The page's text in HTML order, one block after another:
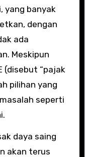
yang banyak
dengan
ada
Meskipun
(disebut “pajak
pilihan yang
seperti
daya saing
akan terus